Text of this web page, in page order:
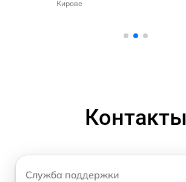
Кирове
Контакты
Служба поддержки